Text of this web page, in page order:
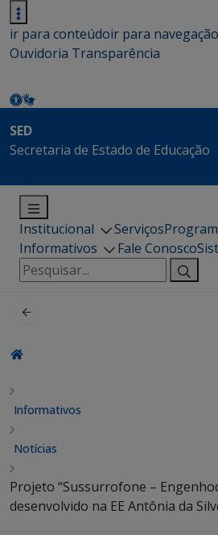
ir para conteúdoir para navegação
Ouvidoria Transparência
SED
Secretaria de Estado de Educação
Institucional Serviços
Informativos
Fale Conosco
Pesquisar
por:
Informativos
Notícias
Projeto “Sussurrofone –
desenvolvido na EE Antônia da